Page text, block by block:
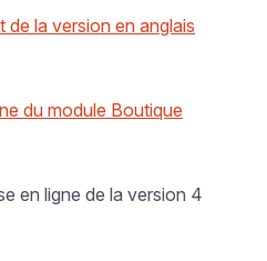
de la version en anglais
du module Boutique
en ligne de la version 4